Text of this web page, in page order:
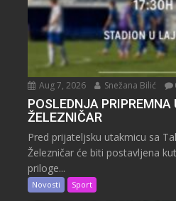
Aug 7, 2026 Snežana Bilić
POSLEDNJA
ŽELEZNIČAR
Pred prijateljsku utakmicu sa
Železničar će biti postavljena
priloge...
Novosti Sport